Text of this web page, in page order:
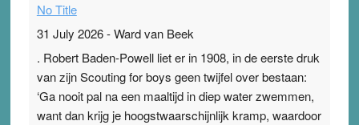
No Title
31 July 2026-Ward van Beek
. Robert Baden-Powell liet er in 1908, in de eerste druk
van zijn Scouting for boys geen twijfel over bestaan:
‘Ga nooit pal na een maaltijd in diep water zwemmen,
want dan krijg je hoogstwaarschijnlijk kramp, waardoor